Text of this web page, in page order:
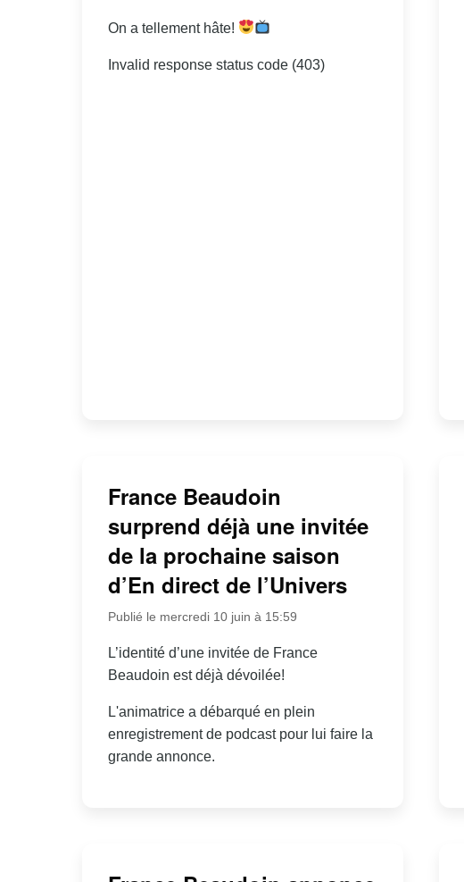
On a tellement hâte!
Invalid response status code (403)
France Beaudoin
surprend déjà une invitée
de la prochaine saison
d’En direct de l’Univers
Publié le mercredi 10 juin à 15:59
L’identité d’une invitée de France
Beaudoin est déjà dévoilée!
L'animatrice a débarqué en plein
enregistrement de podcast pour lui faire la
grande annonce.